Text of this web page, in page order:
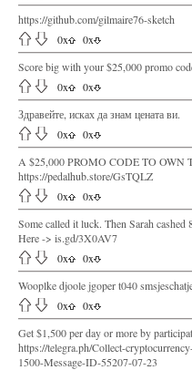
https://github.com/gilmaire76-sketch
0x 0x
Score big with your $25,000 promo
0x 0x
Здравейте, исках да знам цената ви.
0x 0x
A $25,000 PROMO CODE TO OWN
https://pedalhub.store/GsTQLZ
0x 0x
Some called it luck. Then Sarah
Here -> is.gd/3X0AV7
0x 0x
Wooplke djoole jgoper t040
0x 0x
Get $1,500 per day or more by
https://telegra.ph/Collect-
1500-Message-ID-55207-07-23